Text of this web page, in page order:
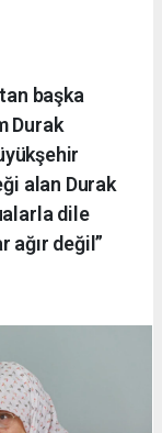
başka
Durak
alan Durak
dile
ağır değil”